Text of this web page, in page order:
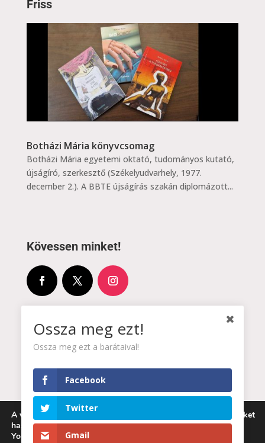
Friss
Botházi Mária könyvcsomag
Botházi Mária egyetemi oktató, tudományos kutató,
újságíró, szerkesztő (Székelyudvarhely, 1977.
december 2.). A BBTE újságírás szakán diplomázott...
Kövessen minket!
 Címünk:
Partium Ház
 Email:
projektkoordinator@karpatiakonyv.hu
A weboldalon a minőségi felhasználói élmény érdekében sütiket
használunk.
You can find out more about which cookies we are using or
Ossza meg ezt!
Ossza meg ezt a barátaival!
Facebook
Twitter
Gmail